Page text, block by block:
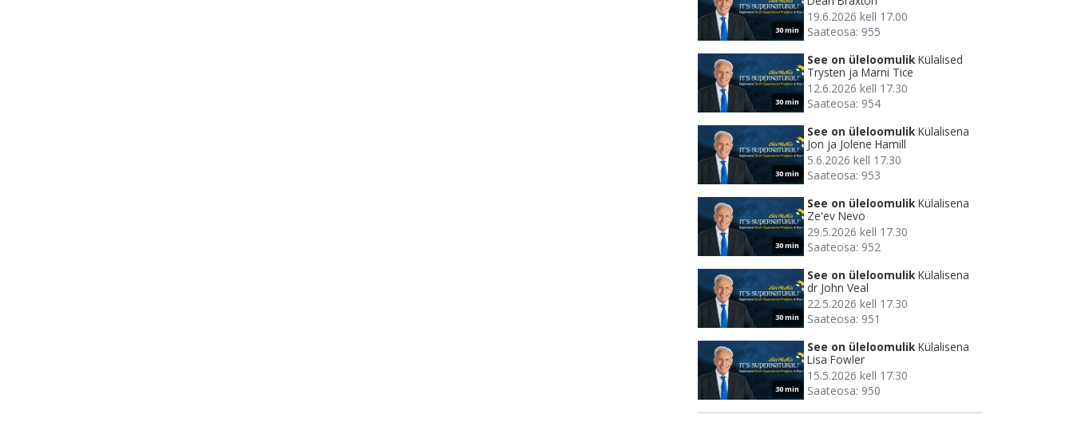
30 min
19.6.2026 kell 17.00
Saateosa: 955
30 min
See on üleloomulik Külalised
Trysten ja Marni Tice
12.6.2026 kell 17.30
Saateosa: 954
30 min
See on üleloomulik Külalisena
Jon ja Jolene Hamill
5.6.2026 kell 17.30
Saateosa: 953
30 min
See on üleloomulik Külalisena
Ze'ev Nevo
29.5.2026 kell 17.30
Saateosa: 952
30 min
See on üleloomulik Külalisena
dr John Veal
22.5.2026 kell 17.30
Saateosa: 951
30 min
See on üleloomulik Külalisena
Lisa Fowler
15.5.2026 kell 17.30
Saateosa: 950